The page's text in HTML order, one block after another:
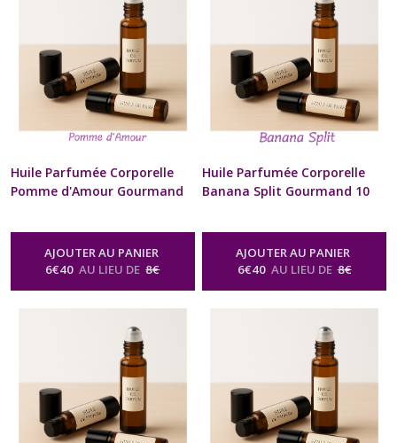
Huile Parfumée Corporelle
Pomme d'Amour Gourmand
Naturel Artisanal Pour Cou
et Poignets Cadeau Beauté
bien être Homme Femme St-
Naturelle Senteur Gourmande
AJOUTER AU PANIER
6€40 AU LIEU DE 8€
Huile Parfumée Corporelle
Banana Split Gourmand 10
Artisanal Pour Cou et
Poignets Cadeau Beauté bien
être Homme Femme St-
Naturelle Senteur Gourmande
AJOUTER AU PANIER
6€40 AU LIEU DE 8€